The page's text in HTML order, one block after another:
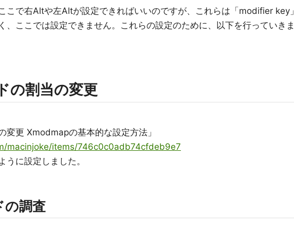
こで右Altや左Altが設定できればいいのですが、これらは「modifier key」
、ここでは設定できません。これらの設定のために、以下を行っていきま
の割当の変更
変更 Xmodmapの基本的な設定方法」
macinjoke/items/746c0c0adb74cfdeb9e7
うに設定しました。
の調査